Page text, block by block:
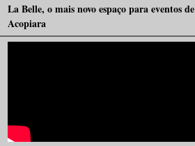
La Belle, o mais novo espaço para eventos de
Acopiara